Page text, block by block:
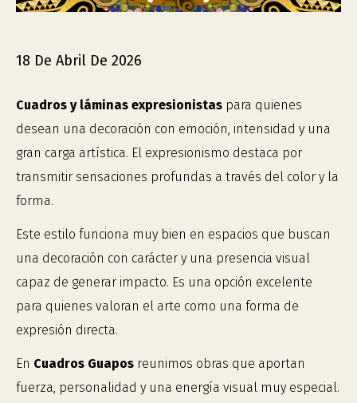
18 De Abril De 2026
Cuadros y láminas expresionistas para quienes
desean una decoración con emoción, intensidad y una
gran carga artística. El expresionismo destaca por
transmitir sensaciones profundas a través del color y la
forma.
Este estilo funciona muy bien en espacios que buscan
una decoración con carácter y una presencia visual
capaz de generar impacto. Es una opción excelente
para quienes valoran el arte como una forma de
expresión directa.
En Cuadros Guapos reunimos obras que aportan
fuerza, personalidad y una energía visual muy especial.